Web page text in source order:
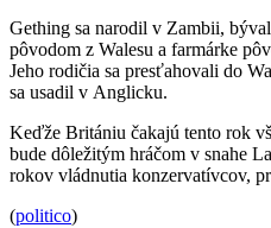
Gething sa narodil v Zambii,
pôvodom z Walesu a farmárke
Jeho rodičia sa presťahovali do
sa usadil v Anglicku.
Keďže Britániu čakajú tento rok
bude dôležitým hráčom v snahe
rokov vládnutia konzervatívcov,
(politico)